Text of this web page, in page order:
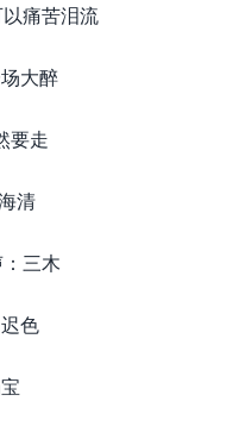
痛苦泪流
大醉
要走
清
三木
色